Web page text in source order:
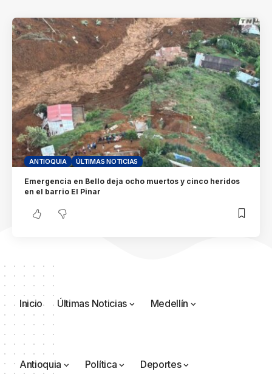
ANTIOQUIA ÚLTIMAS NOTICIAS
Emergencia en Bello deja ocho muertos y cinco heridos
en el barrio El Pinar
Inicio Últimas Noticias Medellín
Antioquia Política Deportes